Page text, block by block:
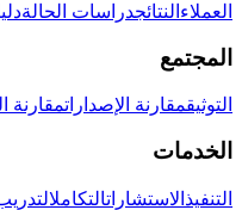
العملاء النتائجدراسات الحالة
المجتمع
التوثيقمقارنة الإصداراتمقارنة
الخدمات
التنفيذ الاستشاراتالتكامل